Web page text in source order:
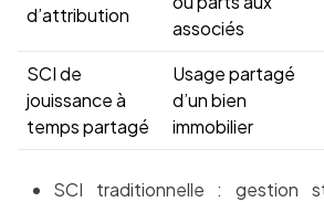
d’attribution
associés
SCI de
jouissance à
temps partagé
Usage partagé
d’un bien
immobilier
SCI traditionnelle : gestion